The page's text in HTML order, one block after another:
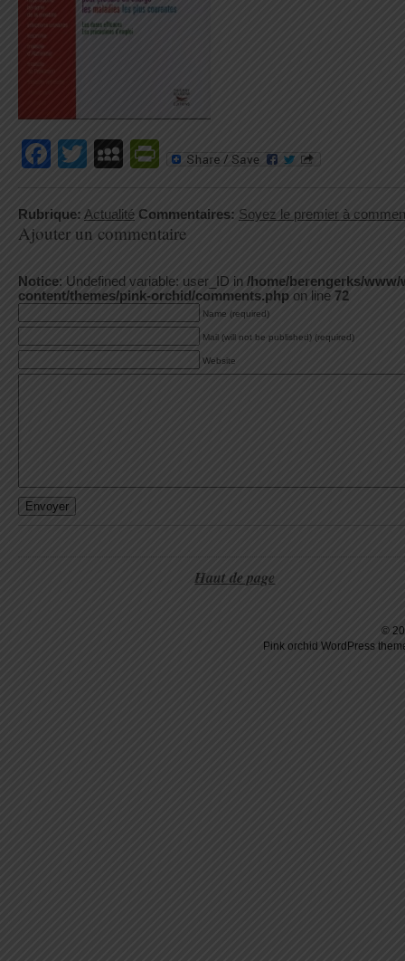
Facebook
TwitterMySpace
PrintFriendly
Rubrique: Actualité Commentaires: Soyez le premier à
Ajouter un commentaire
Notice: Undefined variable: user_ID in /home/berengerks/www/
content/themes/pink-orchid/comments.php on line 72
Name (required)
Mail (will not be published) (required)
Website
Haut de page
©
Pink orchid WordPress